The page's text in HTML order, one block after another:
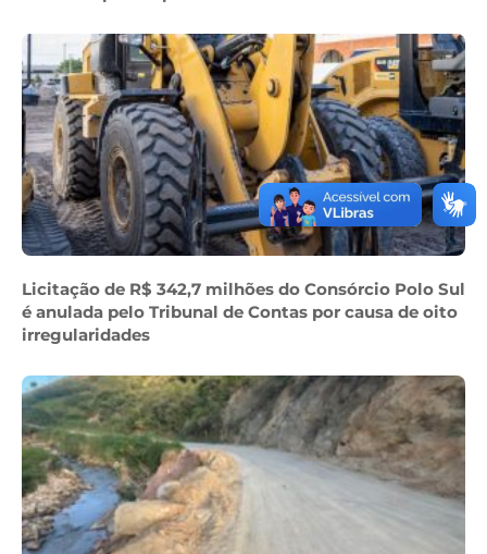
Licitação de R$ 342,7 milhões do Consórcio Polo Sul
é anulada pelo Tribunal de Contas por causa de oito
irregularidades